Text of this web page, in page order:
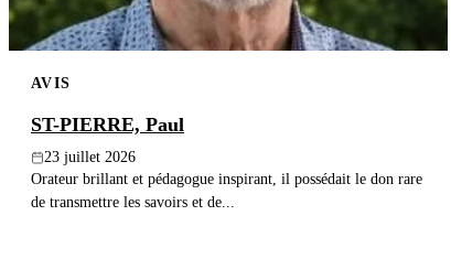
AVIS
ST-PIERRE, Paul
23 juillet 2026
Orateur brillant et pédagogue inspirant, il possédait le don rare
de transmettre les savoirs et de...